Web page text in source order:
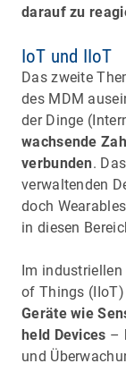
darauf zu
IoT und IIoT
Das zweite
des MDM
der Dinge
wachsende
verbunden.
verwaltenden
doch
in diesen
Im
of Things
Geräte wie
held Devices –
und